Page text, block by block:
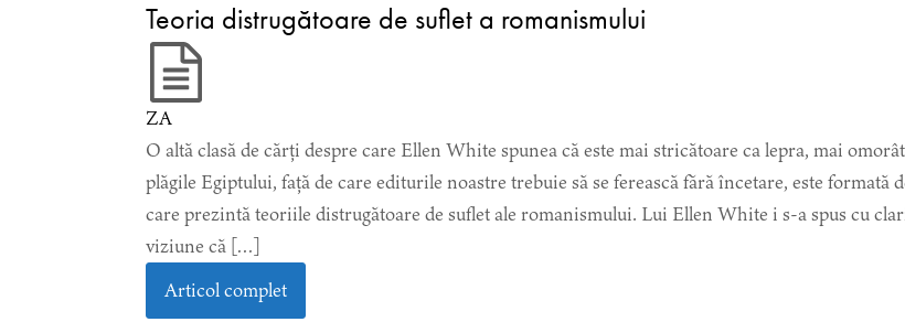
Teoria distrugătoare de suflet a romanismului
ZA
O altă clasă de cărți despre care Ellen White spunea că este mai stricătoare ca lepra, mai
plăgile Egiptului, față de care editurile noastre trebuie să se ferească fără încetare, este formată
care prezintă teoriile distrugătoare de suflet ale romanismului. Lui Ellen White i s-a spus cu
viziune că […]
Articol complet